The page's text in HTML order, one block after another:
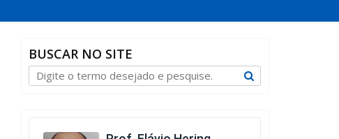
BUSCAR NO SITE